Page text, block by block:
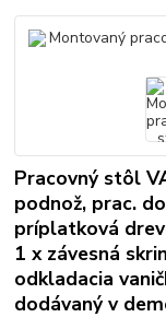
Pracovný stôl
podnož, prac.
príplatková
1 x závesná
odkladacia
dodávaný v